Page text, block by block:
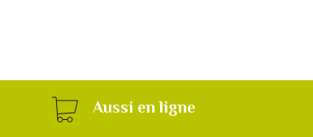
Aussi en ligne